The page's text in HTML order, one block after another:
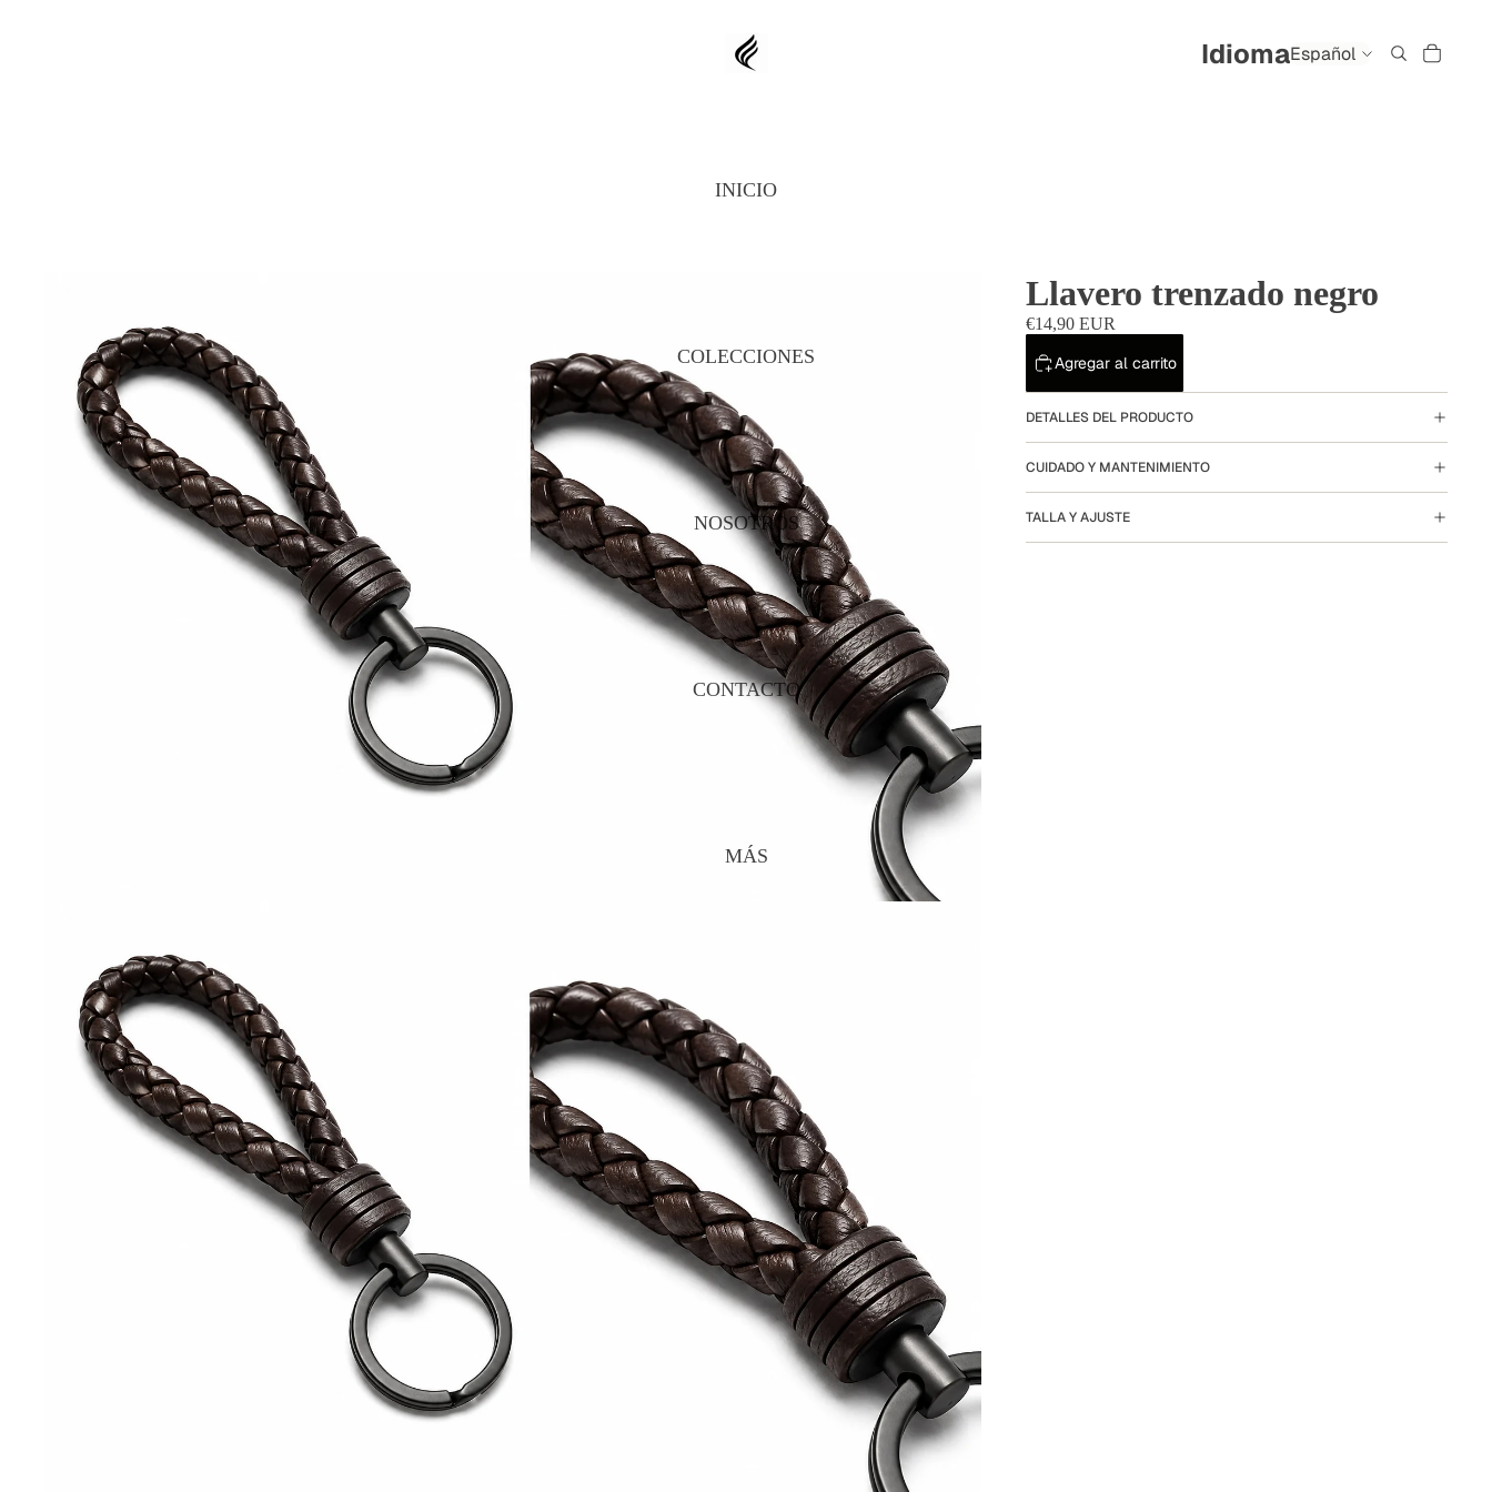
Idioma
INICIO
COLECCIONES
NOSOTROS
CONTACTO
MÁS
Llavero trenzado negro
€14,90 EUR
Agregar al carrito
DETALLES DEL PRODUCTO
CUIDADO Y MANTENIMIENTO
TALLA Y AJUSTE